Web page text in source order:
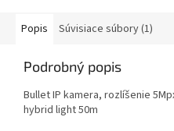
Popis Súvisiace súbory (1)
Podrobný popis
Bullet IP kamera, rozlíšenie
hybrid light 50m